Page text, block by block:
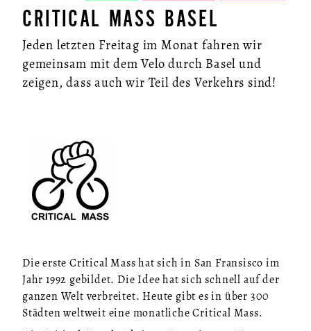
CRITICAL MASS BASEL
Jeden letzten Freitag im Monat fahren wir
gemeinsam mit dem Velo durch Basel und
zeigen, dass auch wir Teil des Verkehrs sind!
Die erste Critical Mass hat sich in San Fransisco im
Jahr 1992 gebildet. Die Idee hat sich schnell auf der
ganzen Welt verbreitet. Heute gibt es in über 300
Städten weltweit eine monatliche Critical Mass.